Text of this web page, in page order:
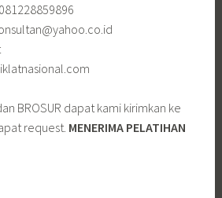
BROSUR dapat kami kirimkan ke
request. MENERIMA PELATIHAN